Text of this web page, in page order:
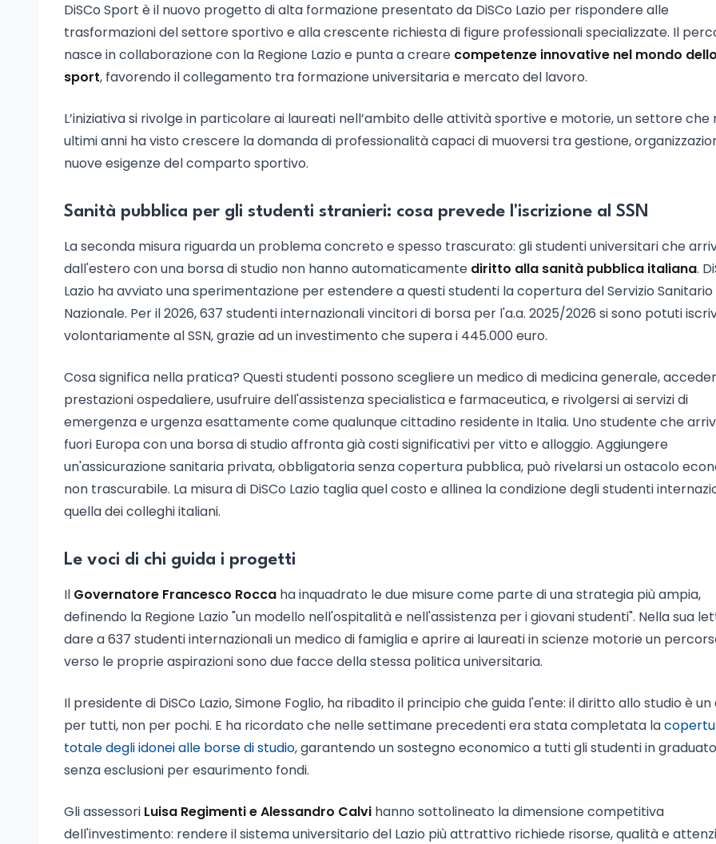
DiSCo Sport è il nuovo progetto di alta formazione presentato da DiSCo Lazio per rispondere alle
trasformazioni del settore sportivo e alla crescente richiesta di figure professionali specializzate. Il
nasce in collaborazione con la Regione Lazio e punta a creare competenze innovative nel mondo dello
sport, favorendo il collegamento tra formazione universitaria e mercato del lavoro.
L’iniziativa si rivolge in particolare ai laureati nell’ambito delle attività sportive e motorie, un settore che
ultimi anni ha visto crescere la domanda di professionalità capaci di muoversi tra gestione,
nuove esigenze del comparto sportivo.
Sanità pubblica per gli studenti stranieri: cosa prevede l'iscrizione al SSN
La seconda misura riguarda un problema concreto e spesso trascurato: gli studenti universitari che
dall'estero con una borsa di studio non hanno automaticamente diritto alla sanità pubblica italiana.
Lazio ha avviato una sperimentazione per estendere a questi studenti la copertura del Servizio Sanitario
Nazionale. Per il 2026, 637 studenti internazionali vincitori di borsa per l'a.a. 2025/2026 si sono potuti
volontariamente al SSN, grazie ad un investimento che supera i 445.000 euro.
Cosa significa nella pratica? Questi studenti possono scegliere un medico di medicina generale,
prestazioni ospedaliere, usufruire dell'assistenza specialistica e farmaceutica, e rivolgersi ai servizi di
emergenza e urgenza esattamente come qualunque cittadino residente in Italia. Uno studente che
fuori Europa con una borsa di studio affronta già costi significativi per vitto e alloggio. Aggiungere
un'assicurazione sanitaria privata, obbligatoria senza copertura pubblica, può rivelarsi un ostacolo
non trascurabile. La misura di DiSCo Lazio taglia quel costo e allinea la condizione degli studenti
quella dei colleghi italiani.
Le voci di chi guida i progetti
Il Governatore Francesco Rocca ha inquadrato le due misure come parte di una strategia più ampia,
definendo la Regione Lazio "un modello nell'ospitalità e nell'assistenza per i giovani studenti". Nella sua
dare a 637 studenti internazionali un medico di famiglia e aprire ai laureati in scienze motorie un
verso le proprie aspirazioni sono due facce della stessa politica universitaria.
Il presidente di DiSCo Lazio, Simone Foglio, ha ribadito il principio che guida l'ente: il diritto allo studio è
per tutti, non per pochi. E ha ricordato che nelle settimane precedenti era stata completata la
totale degli idonei alle borse di studio, garantendo un sostegno economico a tutti gli studenti in
senza esclusioni per esaurimento fondi.
Gli assessori Luisa Regimenti e Alessandro Calvi hanno sottolineato la dimensione competitiva
dell'investimento: rendere il sistema universitario del Lazio più attrattivo richiede risorse, qualità e